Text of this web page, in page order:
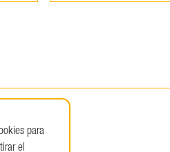
para
el